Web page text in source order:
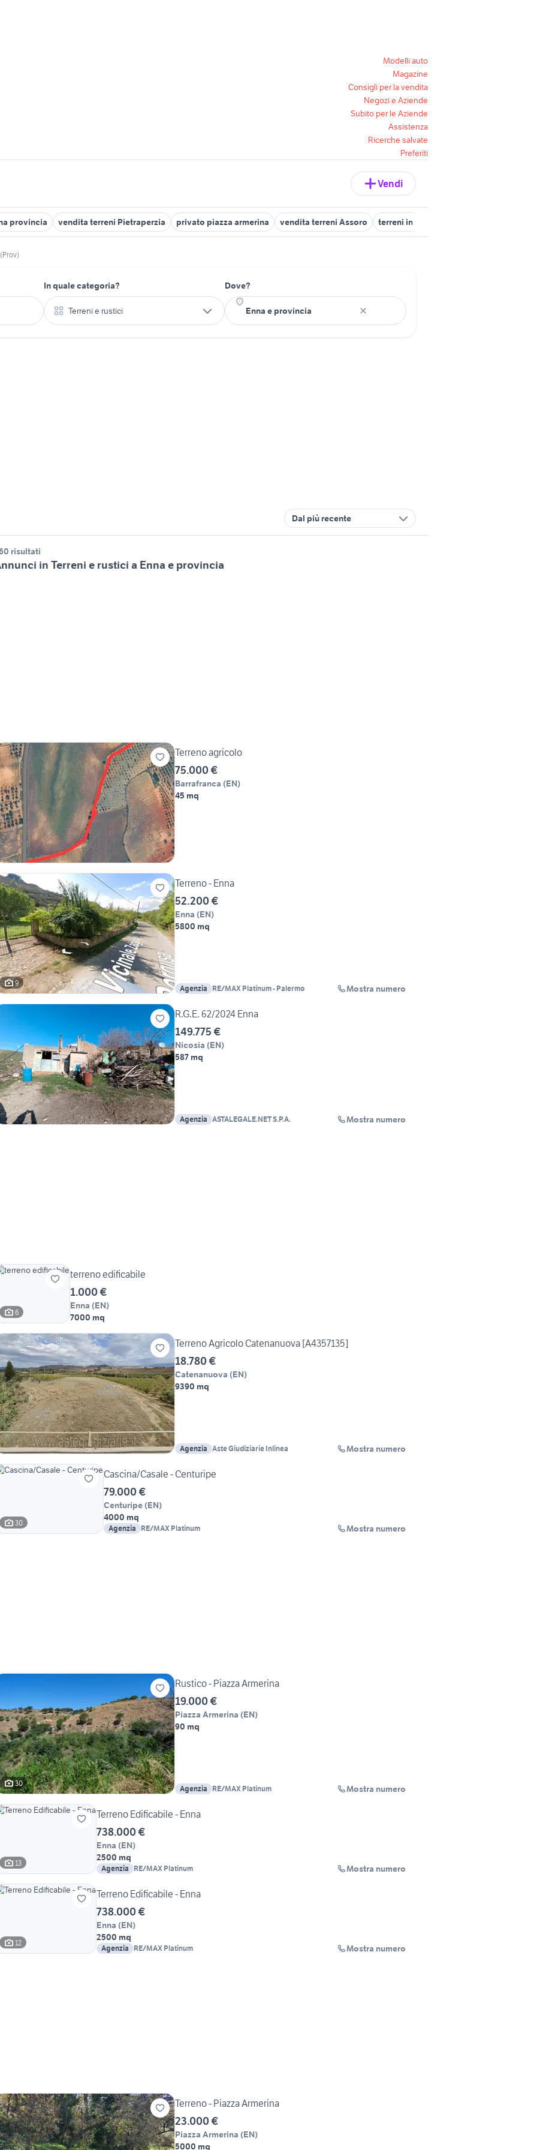
Modelli auto
Magazine
Consigli per la vendita
Negozi e Aziende
Subito per le Aziende
Assistenza
Ricerche salvate
Preferiti
Vendi
provincia vendita terreni Pietraperzia privato piazza armerina vendita terreni Assoro terreni in vendita leonforte
In quale categoria?
Terreni e rustici
Dove?
Dal più recente
risultati
in Terreni e rustici a Enna e provincia
Terreno agricolo
75.000 €
Barrafranca (EN)
45 mq
9
Terreno - Enna
52.200 €
Enna (EN)
5800 mq
Agenzia RE/MAX Platinum - Palermo Mostra numero
R.G.E. 62/2024 Enna
149.775 €
Nicosia (EN)
587 mq
Agenzia ASTALEGALE.NET S.P.A. Mostra numero
6
terreno edificabile
1.000 €
Enna (EN)
7000 mq
Terreno Agricolo Catenanuova [A4357135]
18.780 €
Catenanuova (EN)
9390 mq
Agenzia Aste Giudiziarie Inlinea Mostra numero
30
Cascina/Casale - Centuripe
79.000 €
Centuripe (EN)
4000 mq
Agenzia RE/MAX Platinum Mostra numero
30
Rustico - Piazza Armerina
19.000 €
Piazza Armerina (EN)
90 mq
Agenzia RE/MAX Platinum Mostra numero
13
Terreno Edificabile - Enna
738.000 €
Enna (EN)
2500 mq
Agenzia RE/MAX Platinum Mostra numero
12
Terreno Edificabile - Enna
738.000 €
Enna (EN)
2500 mq
Agenzia RE/MAX Platinum Mostra numero
Terreno - Piazza Armerina
23.000 €
Piazza Armerina (EN)
5000 mq